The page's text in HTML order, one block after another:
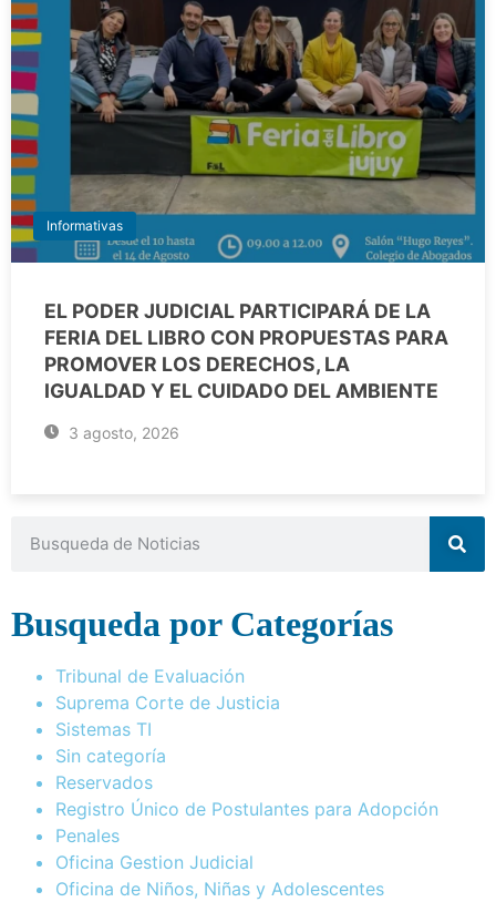
Informativas
EL PODER JUDICIAL PARTICIPARÁ DE LA
FERIA DEL LIBRO CON PROPUESTAS PARA
PROMOVER LOS DERECHOS, LA
IGUALDAD Y EL CUIDADO DEL AMBIENTE
3 agosto, 2026
Busqueda por Categorías
Tribunal de Evaluación
Suprema Corte de Justicia
Sistemas TI
Sin categoría
Reservados
Registro Único de Postulantes para Adopción
Penales
Oficina Gestion Judicial
Oficina de Niños, Niñas y Adolescentes